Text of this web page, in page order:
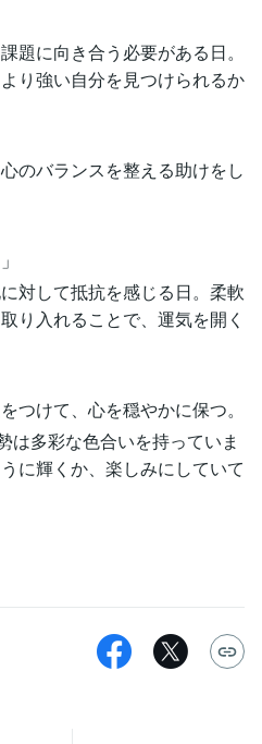
題に向き合う必要がある日。
り強い自分を見つけられるか
のバランスを整える助けをし
対して抵抗を感じる日。柔軟
り入れることで、運気を開く
つけて、心を穏やかに保つ。
は多彩な色合いを持っていま
に輝くか、楽しみにしていて